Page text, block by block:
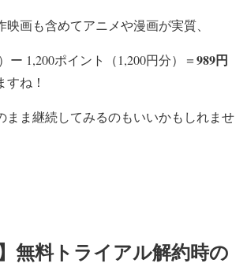
画も含めてアニメや漫画が実質、
ー 1,200ポイント（1,200円分）＝989円
ね！
まま継続してみるのもいいかもしれませ
無料トライアル解約時の